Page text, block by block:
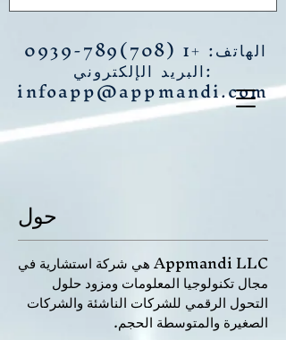
الهاتف: +1 (708)789-0939
البريد الإلكتروني:
infoapp@appmandi.com
حول
Appmandi LLC هي شركة استشارية في
مجال تكنولوجيا المعلومات ومزود حلول
التحول الرقمي للشركات الناشئة والشركات
الصغيرة والمتوسطة الحجم.